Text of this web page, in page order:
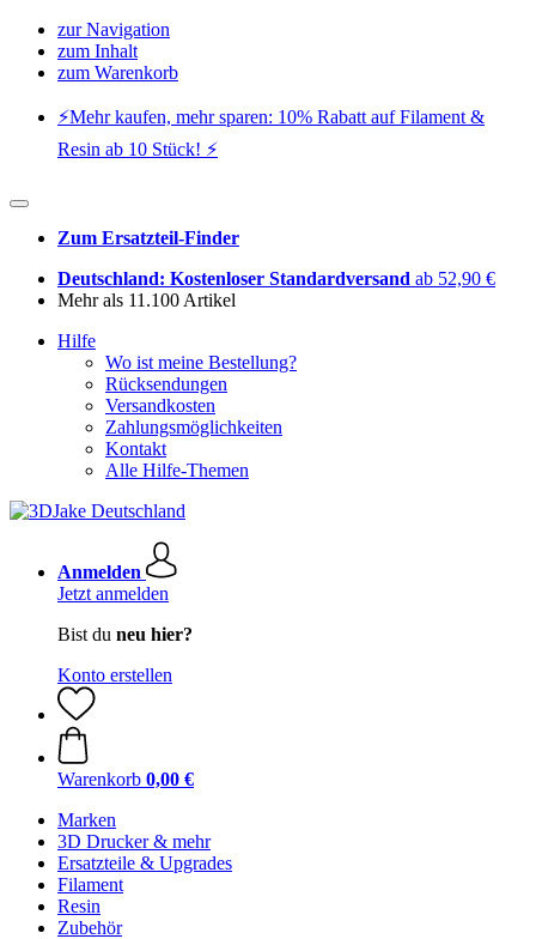
zur Navigation
zum Inhalt
zum Warenkorb
⚡️Mehr kaufen, mehr sparen: 10% Rabatt auf Filament &
Resin ab 10 Stück! ⚡️
Zum Ersatzteil-Finder
Deutschland: Kostenloser Standardversand ab 52,90 €
Mehr als 11.100 Artikel
Hilfe
Wo ist meine Bestellung?
Rücksendungen
Versandkosten
Zahlungsmöglichkeiten
Kontakt
Alle Hilfe-Themen
Anmelden
Jetzt anmelden
Bist du neu hier?
Konto erstellen
Warenkorb 0,00 €
Marken
3D Drucker & mehr
Ersatzteile & Upgrades
Filament
Resin
Zubehör